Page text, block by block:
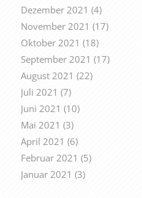
Dezember 2021 (4)
November 2021 (17)
Oktober 2021 (18)
September 2021 (17)
August 2021 (22)
Juli 2021 (7)
Juni 2021 (10)
Mai 2021 (3)
April 2021 (6)
Februar 2021 (5)
Januar 2021 (3)